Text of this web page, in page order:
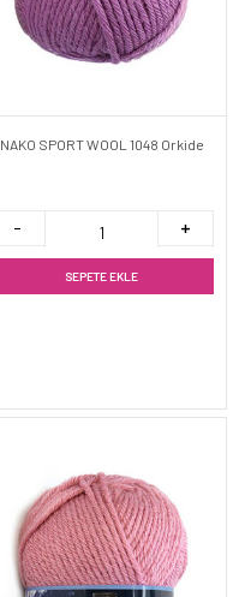
NAKO SPORT WOOL 1048 Orkide
SEPETE EKLE